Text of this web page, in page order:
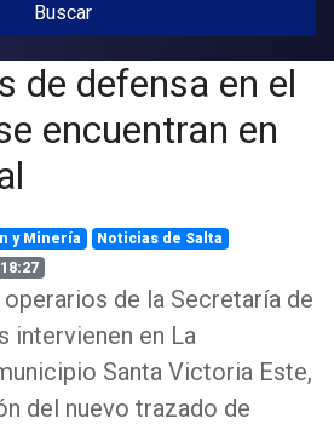
Buscar
de defensa en el
encuentran en
y Minería
Noticias de Salta
operarios de la Secretaría de
intervienen en La
Santa Victoria Este,
del nuevo trazado de